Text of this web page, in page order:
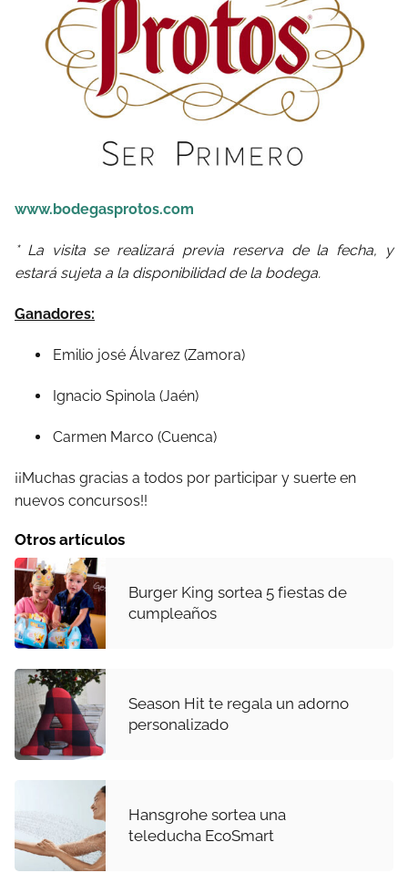
www.bodegasprotos.com
* La visita se realizará previa reserva de la fecha, y
estará sujeta a la disponibilidad de la bodega.
Ganadores:
Emilio josé Álvarez (Zamora)
Ignacio Spinola (Jaén)
Carmen Marco (Cuenca)
¡¡Muchas gracias a todos por participar y suerte en
nuevos concursos!!
Otros artículos
Burger King sortea 5 fiestas de
cumpleaños
Season Hit te regala un adorno
personalizado
Hansgrohe sortea una
teleducha EcoSmart